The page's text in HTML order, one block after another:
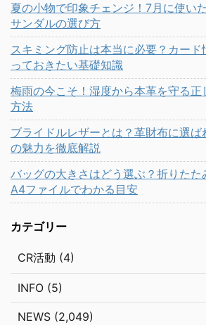
夏の小物で印象チェンジ！7月に使い
サンダルの選び方
スキミング防止は本当に必要？カー
っておきたい基礎知識
梅雨の今こそ！湿度から本革を守る正
方法
ブライドルレザーとは？革財布に選
の魅力を徹底解説
バッグの大きさはどう選ぶ？折りたた
A4ファイルでわかる目安
カテゴリー
CR活動 (4)
INFO (5)
NEWS (2,049)